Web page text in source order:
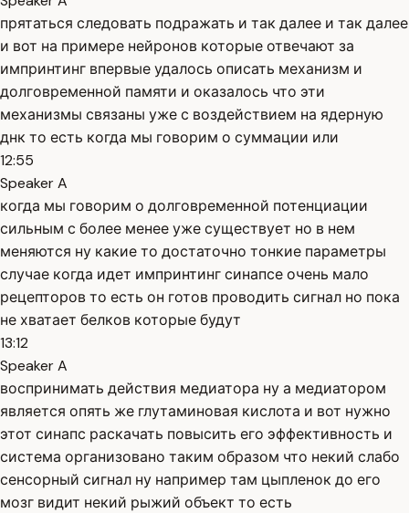
прятаться следовать подражать и так далее и так далее
и вот на примере нейронов которые отвечают за
импринтинг впервые удалось описать механизм и
долговременной памяти и оказалось что эти
механизмы связаны уже с воздействием на ядерную
днк то есть когда мы говорим о суммации или
12:55
Speaker A
когда мы говорим о долговременной потенциации
сильным с более менее уже существует но в нем
меняются ну какие то достаточно тонкие параметры
случае когда идет импринтинг синапсе очень мало
рецепторов то есть он готов проводить сигнал но пока
не хватает белков которые будут
13:12
Speaker A
воспринимать действия медиатора ну а медиатором
является опять же глутаминовая кислота и вот нужно
этот синапс раскачать повысить его эффективность и
система организовано таким образом что некий слабо
сенсорный сигнал ну например там цыпленок до его
мозг видит некий рыжий объект то есть